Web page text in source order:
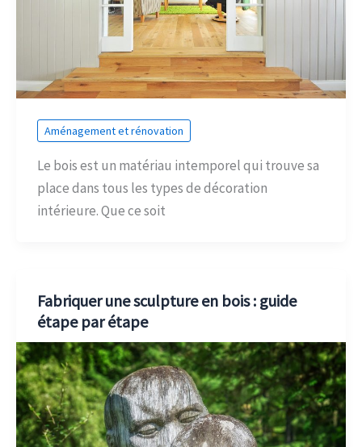
Aménagement et rénovation
Le bois est un matériau intemporel qui trouve sa
place dans tous les types de décoration
intérieure. Que ce soit
Fabriquer une sculpture en bois : guide
étape par étape